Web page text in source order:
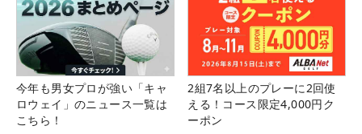
今年も男女プロが強い「キャ
ロウェイ」のニュース一覧は
こちら！
2組7名以上のプレーに2回使
える！コース限定4,000円ク
ーポン